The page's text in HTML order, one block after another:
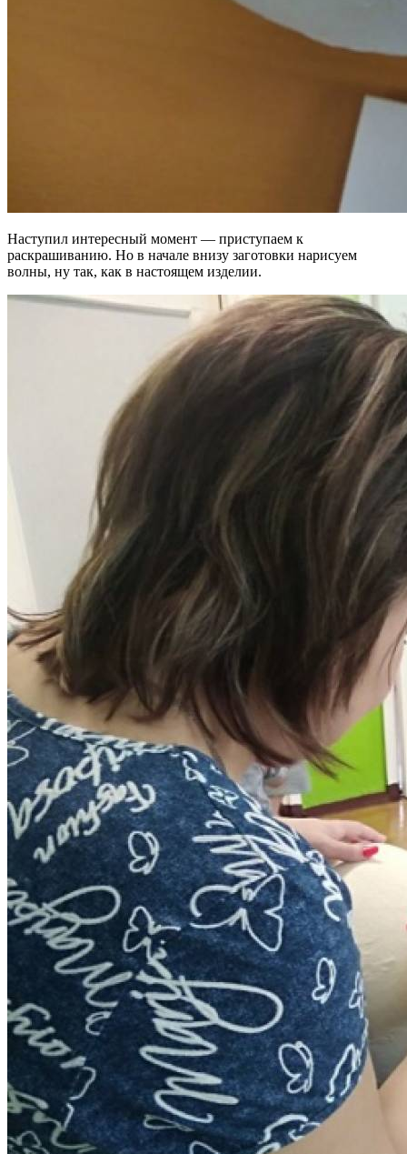
Наступил интересный момент — приступаем к
раскрашиванию. Но в начале внизу заготовки нарисуем
волны, ну так, как в настоящем изделии.